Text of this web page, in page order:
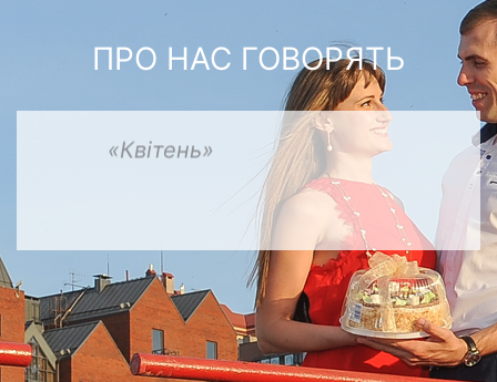
ПРО НАС ГОВОРЯТЬ
«Квітень»
смачні,